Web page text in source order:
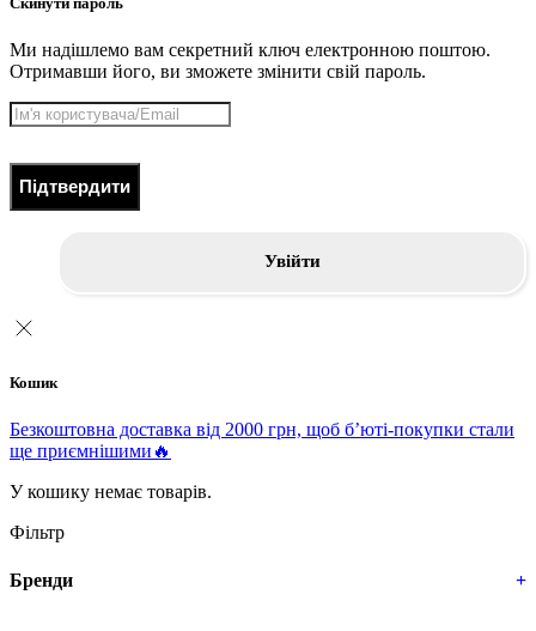
Ми надішлемо вам секретний ключ електронною поштою.
Отримавши його, ви зможете змінити свій пароль.
Підтвердити
Увійти
Кошик
Безкоштовна доставка від 2000 грн, щоб б’юті-покупки стали
ще приємнішими🔥
У кошику немає товарів.
Фільтр
Бренди +